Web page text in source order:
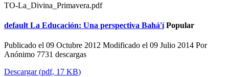
TO-La_Divina_Primavera.pdf
default La Educación: Una perspectiva Bahá'í Popular
Publicado el 09 Octubre 2012 Modificado el 09 Julio 2014 Por
Anónimo 7731 descargas
Descargar(pdf, 17 KB)